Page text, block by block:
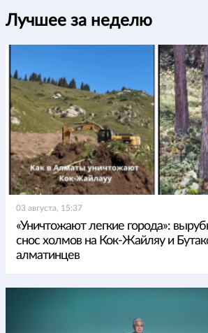
Лучшее за неделю
03 августа, 15:37
«Уничтожают легкие города»:
снос холмов на Кок-Жайляу и
алматинцев